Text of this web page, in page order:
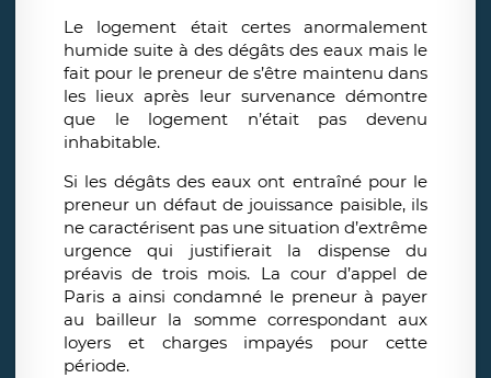
Le logement était certes anormalement
humide suite à des dégâts des eaux mais le
fait pour le preneur de s’être maintenu dans
les lieux après leur survenance démontre
que le logement n’était pas devenu
inhabitable.
Si les dégâts des eaux ont entraîné pour le
preneur un défaut de jouissance paisible, ils
ne caractérisent pas une situation d’extrême
urgence qui justifierait la dispense du
préavis de trois mois. La cour d’appel de
Paris a ainsi condamné le preneur à payer
au bailleur la somme correspondant aux
loyers et charges impayés pour cette
période.